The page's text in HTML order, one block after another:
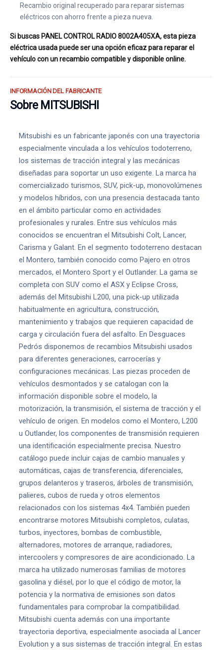
Recambio original recuperado para reparar sistemas
eléctricos con ahorro frente a pieza nueva.
Si buscas PANEL CONTROL RADIO 8002A405XA, esta pieza
eléctrica usada puede ser una opción eficaz para reparar el
vehículo con un recambio compatible y disponible online.
INFORMACIÓN DEL FABRICANTE
Sobre MITSUBISHI
Mitsubishi es un fabricante japonés con una trayectoria
especialmente vinculada a los vehículos todoterreno,
los sistemas de tracción integral y las mecánicas
diseñadas para soportar un uso exigente. La marca ha
comercializado turismos, SUV, pick-up, monovolúmenes
y modelos híbridos, con una presencia destacada tanto
en el ámbito particular como en actividades
profesionales y rurales. Entre sus vehículos más
conocidos se encuentran el Mitsubishi Colt, Lancer,
Carisma y Galant. En el segmento todoterreno destacan
el Montero, también conocido como Pajero en otros
mercados, el Montero Sport y el Outlander. La gama se
completa con SUV como el ASX y Eclipse Cross,
además del Mitsubishi L200, una pick-up utilizada
habitualmente en agricultura, construcción,
mantenimiento y trabajos que requieren capacidad de
carga y circulación fuera del asfalto. En Desguaces
Pedrós disponemos de recambios Mitsubishi usados
para diferentes generaciones, carrocerías y
configuraciones mecánicas. Las piezas proceden de
vehículos desmontados y se catalogan con la
información disponible sobre el modelo, la
motorización, la transmisión, el sistema de tracción y el
vehículo de origen. En modelos como el Montero, L200
u Outlander, los componentes de transmisión requieren
una identificación especialmente precisa. Nuestro
catálogo puede incluir cajas de cambio manuales y
automáticas, cajas de transferencia, diferenciales,
grupos delanteros y traseros, árboles de transmisión,
palieres, cubos de rueda y otros elementos
relacionados con los sistemas 4x4. También pueden
encontrarse motores Mitsubishi completos, culatas,
turbos, inyectores, bombas de combustible,
alternadores, motores de arranque, radiadores,
intercoolers y compresores de aire acondicionado. La
marca ha utilizado numerosas familias de motores
gasolina y diésel, por lo que el código de motor, la
potencia y la normativa de emisiones son datos
fundamentales para comprobar la compatibilidad.
Mitsubishi cuenta además con una importante
trayectoria deportiva, especialmente asociada al Lancer
Evolution y a sus sistemas de tracción integral. En estas